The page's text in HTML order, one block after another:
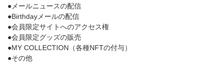
●メールニュースの配信
●Birthdayメールの配信
●会員限定サイトへのアクセス権
●会員限定グッズの販売
●MY COLLECTION（各種NFTの付与）
●その他